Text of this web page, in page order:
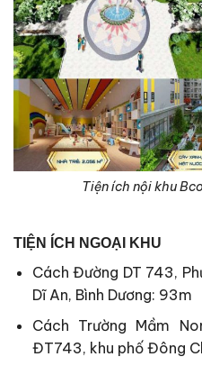
Tiện ích nội khu
TIỆN ÍCH NGOẠI KHU
Cách Đường DT 743,
Dĩ An, Bình Dương: 93m
Cách Trường Mầm
ĐT743, khu phố Đông